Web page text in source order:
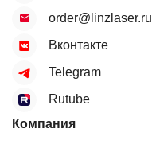
order@linzlaser.ru
Вконтакте
Telegram
Rutube
Компания